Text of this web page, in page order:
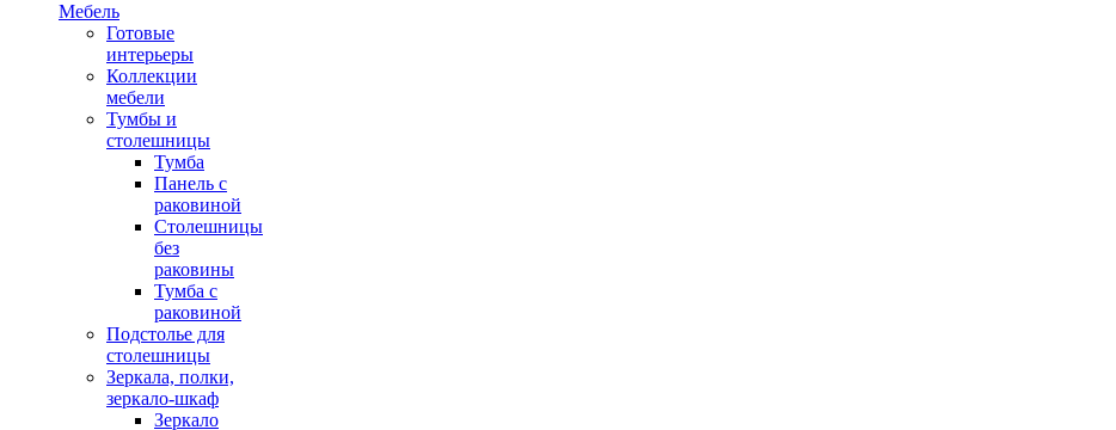
Мебель
Готовые
интерьеры
Коллекции
мебели
Тумбы и
столешницы
Тумба
Панель с
раковиной
Столешницы
без
раковины
Тумба с
раковиной
Подстолье для
столешницы
Зеркала, полки,
зеркало-шкаф
Зеркало